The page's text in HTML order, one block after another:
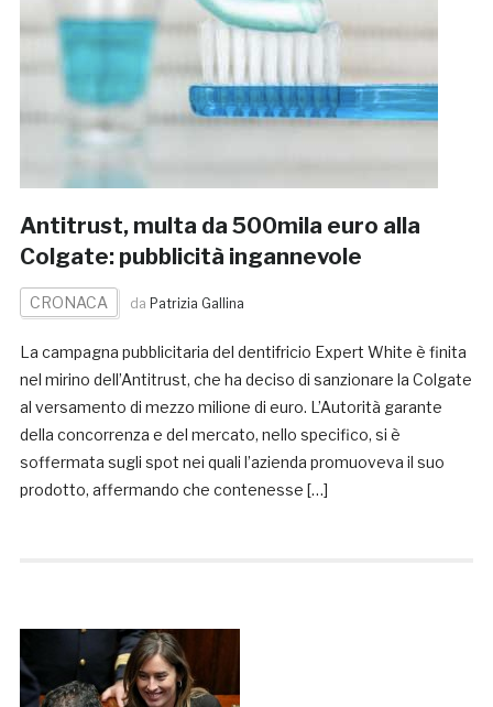
Antitrust, multa da 500mila euro alla
Colgate: pubblicità ingannevole
CRONACA da Patrizia Gallina
La campagna pubblicitaria del dentifricio Expert White è finita
nel mirino dell’Antitrust, che ha deciso di sanzionare la Colgate
al versamento di mezzo milione di euro. L’Autorità garante
della concorrenza e del mercato, nello specifico, si è
soffermata sugli spot nei quali l’azienda promuoveva il suo
prodotto, affermando che contenesse […]